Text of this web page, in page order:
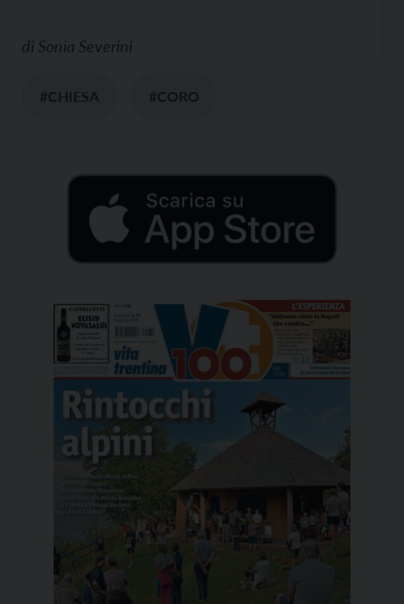
di Sonia Severini
#CHIESA #CORO